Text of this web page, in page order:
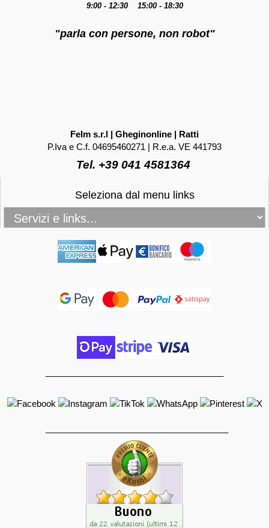
9:00 - 12:30 15:00 - 18:30
"parla con persone, non robot"
Felm s.r.l | Gheginonline | Ratti
P.Iva e C.f. 04695460271 | R.e.a. VE 441793
Tel. +39 041 4581364
Seleziona dal menu links